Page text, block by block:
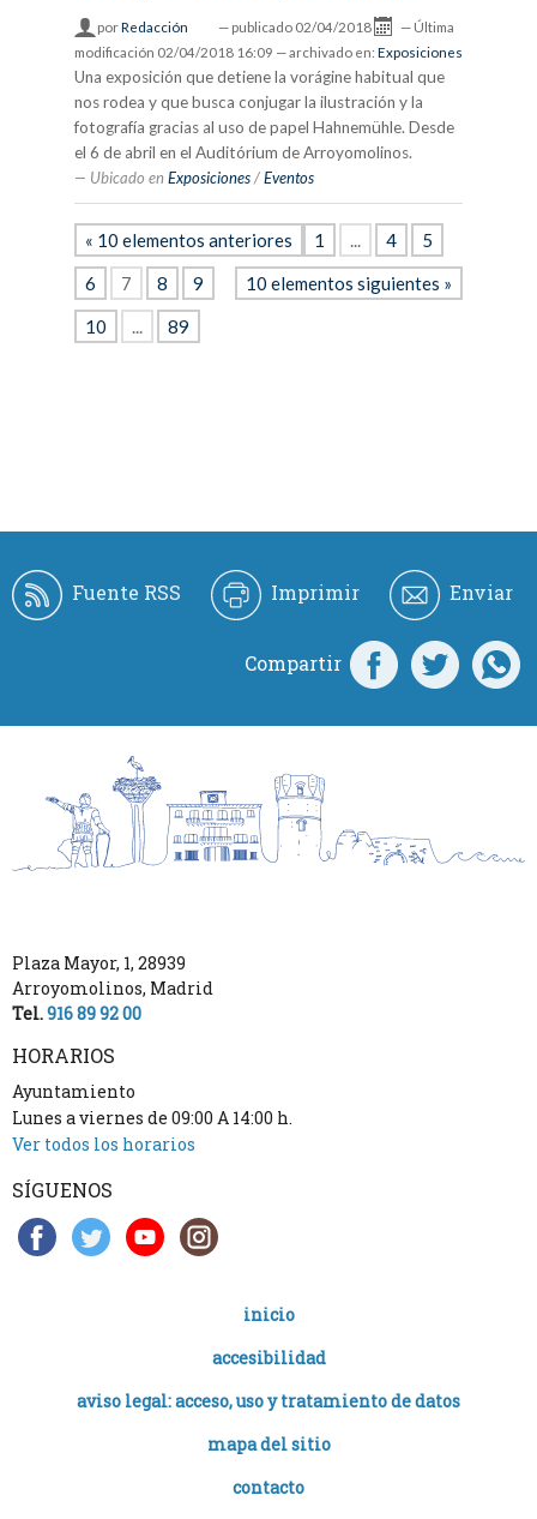
porRedacción — publicado 02/04/2018 — Última
modificación 02/04/2018 16:09 — archivado en: Exposiciones
Una exposición que detiene la vorágine habitual que
nos rodea y que busca conjugar la ilustración y la
fotografía gracias al uso de papel Hahnemühle. Desde
el 6 de abril en el Auditórium de Arroyomolinos.
Ubicado en Exposiciones /Eventos
« 10 elementos anteriores
10 elementos siguientes »
1 ... 4
5
6
7 8
9
10
... 89
Fuente RSS Imprimir Enviar
Compartir
Plaza Mayor, 1, 28939
Arroyomolinos, Madrid
Tel.916 89 92 00
HORARIOS
Ayuntamiento
Lunes a viernes de 09:00 A 14:00 h.
Ver todos los horarios
SÍGUENOS
inicio
accesibilidad
aviso legal: acceso, uso y tratamiento de datos
mapa del sitio
contacto